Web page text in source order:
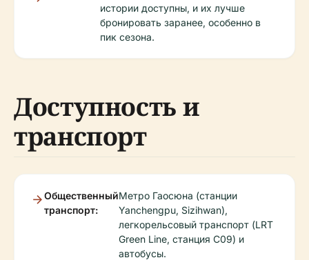
истории доступны, и их лучше
бронировать заранее, особенно в
пик сезона.
Доступность и
транспорт
Общественный
транспорт:
Метро Гаосюна (станции
Yanchengpu, Sizihwan),
легкорельсовый транспорт (LRT
Green Line, станция C09) и
автобусы.